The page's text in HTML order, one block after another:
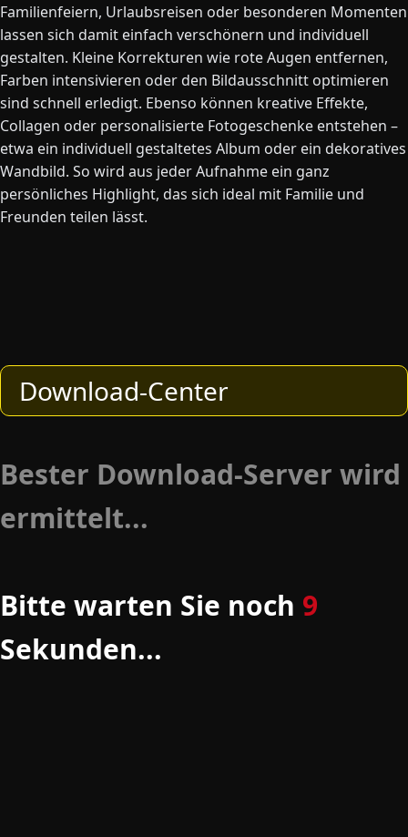
Familienfeiern, Urlaubsreisen oder besonderen Momenten
lassen sich damit einfach verschönern und individuell
gestalten. Kleine Korrekturen wie rote Augen entfernen,
Farben intensivieren oder den Bildausschnitt optimieren
sind schnell erledigt. Ebenso können kreative Effekte,
Collagen oder personalisierte Fotogeschenke entstehen –
etwa ein individuell gestaltetes Album oder ein dekoratives
Wandbild. So wird aus jeder Aufnahme ein ganz
persönliches Highlight, das sich ideal mit Familie und
Freunden teilen lässt.
Download-Center
Bester Download-Server wird
ermittelt...
Bitte warten Sie noch 8
Sekunden...